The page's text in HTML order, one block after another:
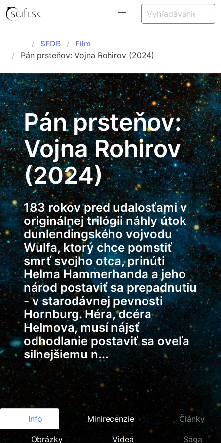
SFDB
Film
Pán prsteňov: Vojna Rohirov (2024)
Pán prsteňov:
Vojna Rohirov
(2024)
183 rokov pred udalosťami v
originálnej trilógii náhly útok
dunlendingského vojvodu
Wulfa, ktorý chce pomstiť
smrť svojho otca, prinúti
Helma Hammerhanda a jeho
národ postaviť sa prepadnutiu
- v starodávnej pevnosti
Hornburg. Héra, dcéra
Helmova, musí nájsť
odhodlanie postaviť sa oveľa
silnejšiemu n...
Info Minirecenzie Články
Obrázky Videá Sága